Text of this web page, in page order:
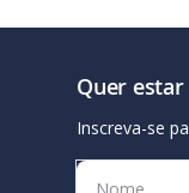
Quer
Inscreva-se